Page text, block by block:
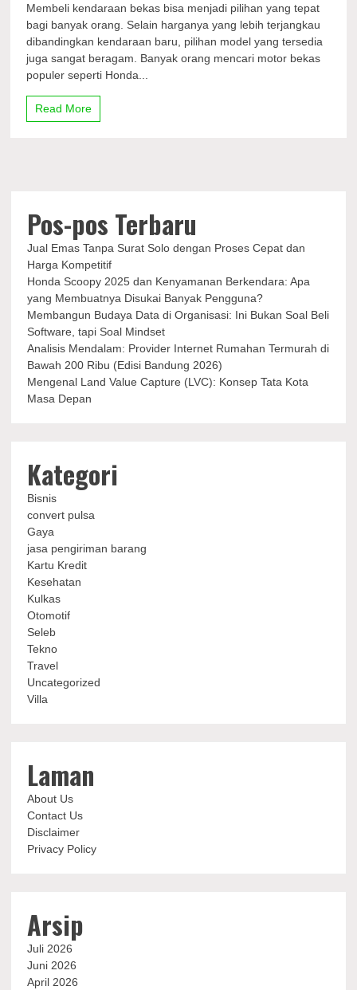
Menghindari
Penipuan
Jual
Beli
Membeli kendaraan bekas bisa menjadi pilihan yang tepat
bagi banyak orang. Selain harganya yang lebih terjangkau
dibandingkan kendaraan baru, pilihan model yang tersedia
juga sangat beragam. Banyak orang mencari motor bekas
populer seperti Honda...
Read More
Pos-pos Terbaru
Jual Emas Tanpa Surat Solo dengan Proses Cepat dan
Harga Kompetitif
Honda Scoopy 2025 dan Kenyamanan Berkendara: Apa
yang Membuatnya Disukai Banyak Pengguna?
Membangun Budaya Data di Organisasi: Ini Bukan Soal Beli
Software, tapi Soal Mindset
Analisis Mendalam: Provider Internet Rumahan Termurah di
Bawah 200 Ribu (Edisi Bandung 2026)
Mengenal Land Value Capture (LVC): Konsep Tata Kota
Masa Depan
Kategori
Bisnis
convert pulsa
Gaya
jasa pengiriman barang
Kartu Kredit
Kesehatan
Kulkas
Otomotif
Seleb
Tekno
Travel
Uncategorized
Villa
Laman
About Us
Contact Us
Disclaimer
Privacy Policy
Arsip
Juli 2026
Juni 2026
April 2026